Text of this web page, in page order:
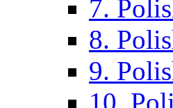
7.
8.
9.
10.